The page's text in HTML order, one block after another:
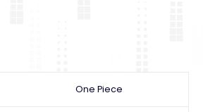
One Piece